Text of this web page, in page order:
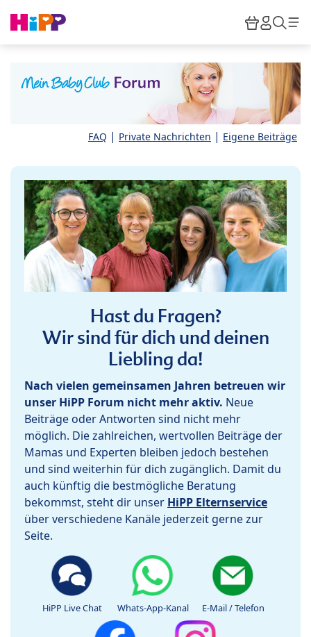
HiPP
FAQ | Private Nachrichten | Eigene Beiträge
Hast du Fragen?
Wir sind für dich und deinen
Liebling da!
Nach vielen gemeinsamen Jahren betreuen wir
unser HiPP Forum nicht mehr aktiv. Neue
Beiträge oder Antworten sind nicht mehr
möglich. Die zahlreichen, wertvollen Beiträge der
Mamas und Experten bleiben jedoch bestehen
und sind weiterhin für dich zugänglich. Damit du
auch künftig die bestmögliche Beratung
bekommst, steht dir unser HiPP Elternservice
über verschiedene Kanäle jederzeit gerne zur
Seite.
HiPP Live Chat Whats-App-Kanal E-Mail / Telefon